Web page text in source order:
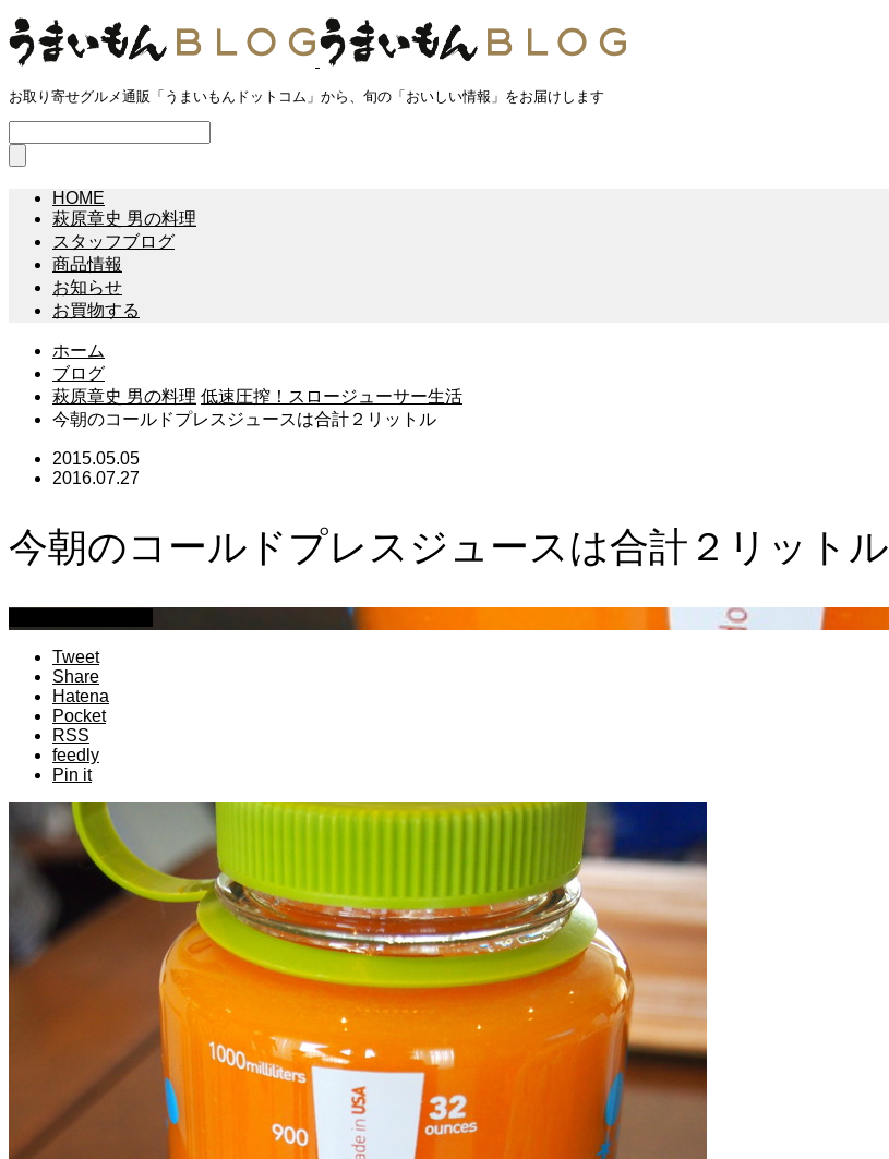
お取り寄せグルメ通販「うまいもんドットコム」から、旬の「おいしい情報」をお届けします
HOME
萩原章史 男の料理
スタッフブログ
商品情報
お知らせ
お買物する
ホーム
ブログ
萩原章史 男の料理 低速圧搾！スロージューサー生活
今朝のコールドプレスジュースは合計２リットル
2015.05.05
2016.07.27
今朝のコールドプレスジュースは合計２リットル
Tweet
Share
Hatena
Pocket
RSS
feedly
Pin it